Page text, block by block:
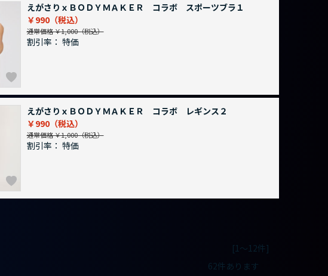
えがさりｘＢＯＤＹＭＡＫＥＲ コラボ スポーツブラ１
￥990
通常価格 ￥1,000
割引率： 特価
えがさりｘＢＯＤＹＭＡＫＥＲ コラボ レギンス２
￥990
通常価格 ￥1,000
割引率： 特価
[1～12件]
62件あります